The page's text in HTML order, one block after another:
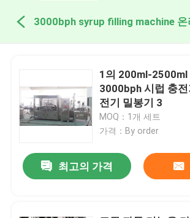
3000bph syrup filling machine 온
1의 200ml-2500ml
3000bph 시럽 충
전기 밀봉기 3
MOQ：1개 세트
가격：By order
최고의 가격